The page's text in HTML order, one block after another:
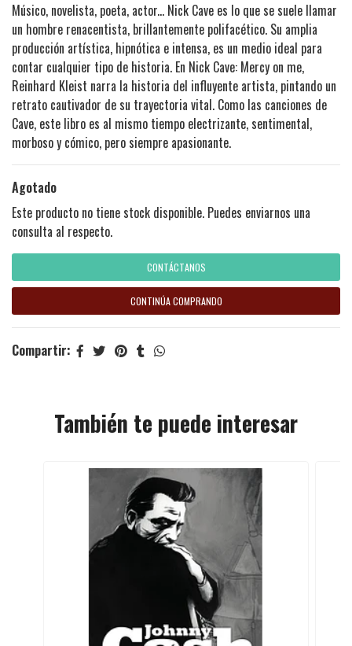
Músico, novelista, poeta, actor... Nick Cave es lo que se suele llamar
un hombre renacentista, brillantemente polifacético. Su amplia
producción artística, hipnótica e intensa, es un medio ideal para
contar cualquier tipo de historia. En Nick Cave: Mercy on me,
Reinhard Kleist narra la historia del influyente artista, pintando un
retrato cautivador de su trayectoria vital. Como las canciones de
Cave, este libro es al mismo tiempo electrizante, sentimental,
morboso y cómico, pero siempre apasionante.
Agotado
Este producto no tiene stock disponible. Puedes enviarnos una
consulta al respecto.
CONTÁCTANOS
CONTINÚA COMPRANDO
Compartir:
También te puede interesar